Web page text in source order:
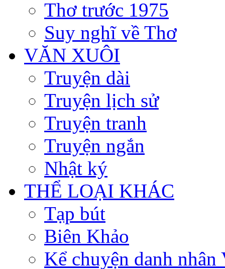
Thơ trước 1975
Suy nghĩ về Thơ
VĂN XUÔI
Truyện dài
Truyện lịch sử
Truyện tranh
Truyện ngắn
Nhật ký
THỂ LOẠI KHÁC
Tạp bút
Biên Khảo
Kể chuyện danh nhân